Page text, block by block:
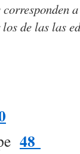
de las las
48